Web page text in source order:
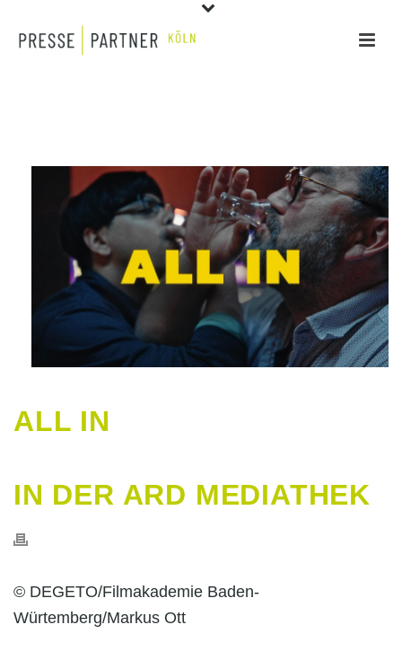
ALL IN
IN DER ARD MEDIATHEK
© DEGETO/Filmakademie Baden-
Würtemberg/Markus Ott